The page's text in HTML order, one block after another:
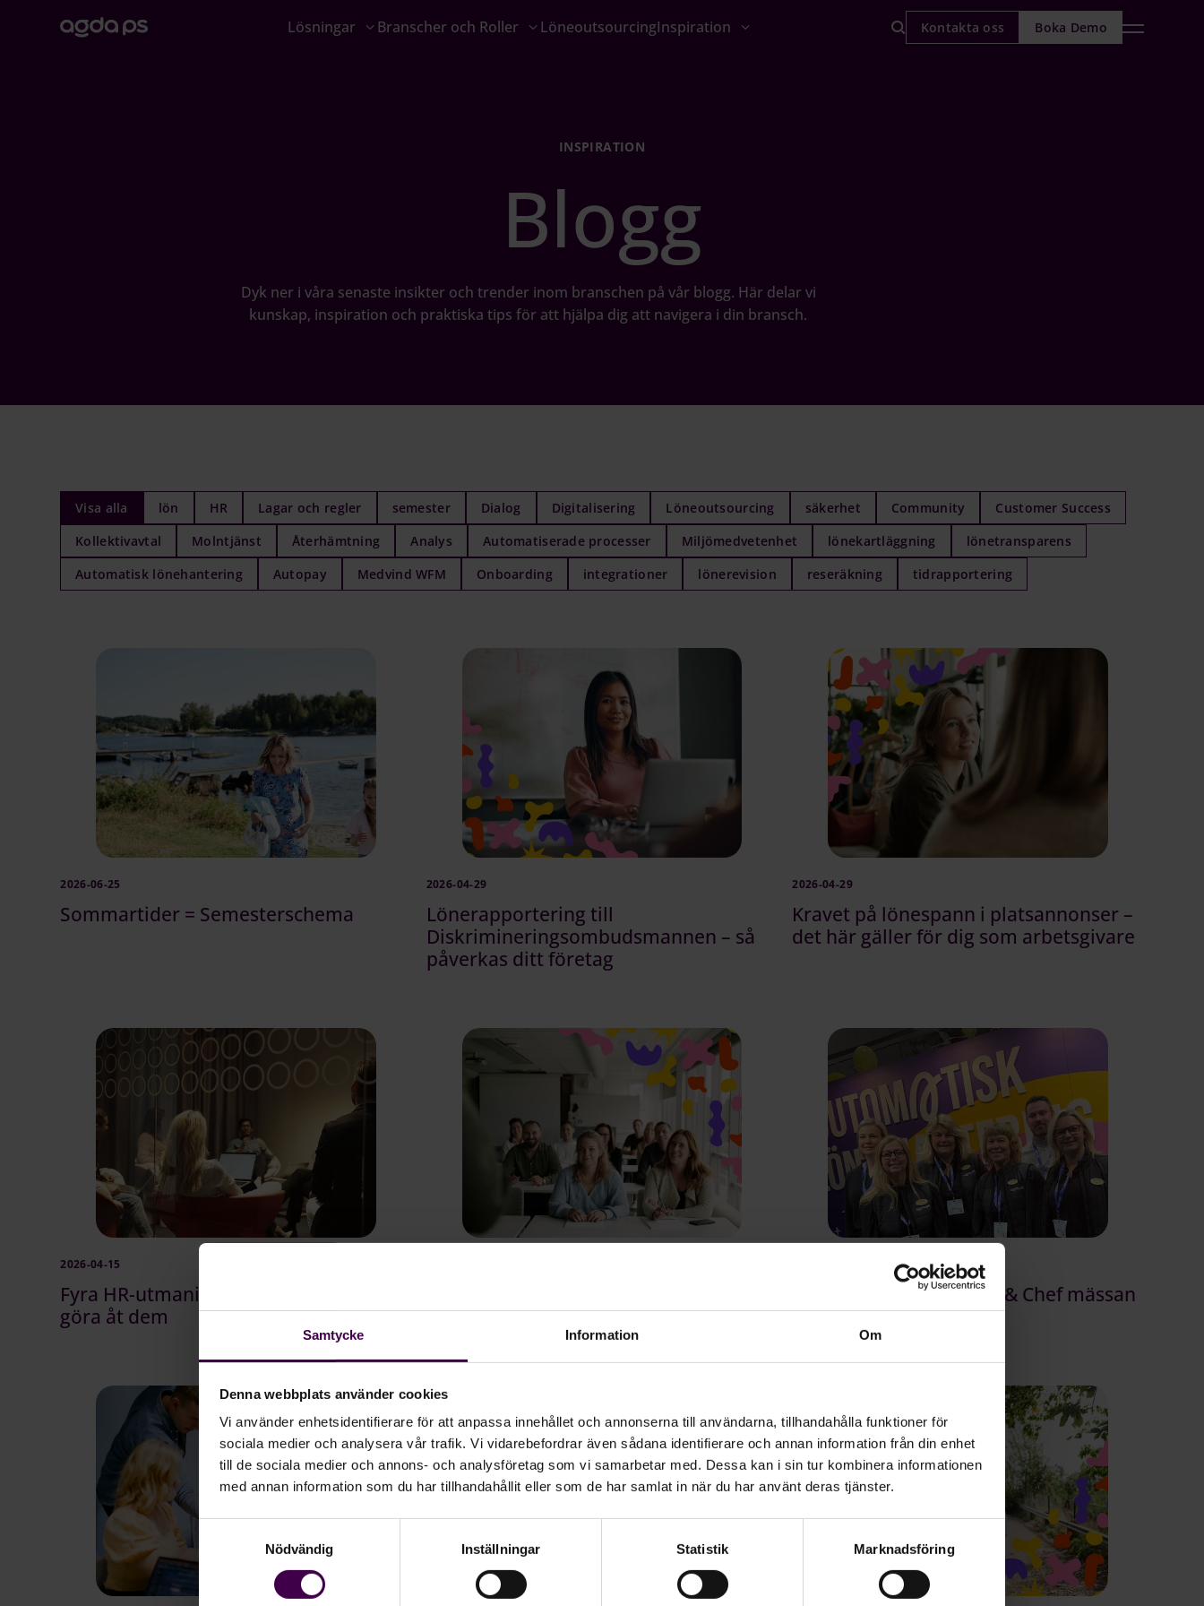
Samtycke Information Om
Denna webbplats använder cookies
Vi använder enhetsidentifierare för att anpassa innehållet och annonserna till användarna, tillhandahålla funktioner för
sociala medier och analysera vår trafik. Vi vidarebefordrar även sådana identifierare och annan information från din enhet
till de sociala medier och annons- och analysföretag som vi samarbetar med. Dessa kan i sin tur kombinera informationen
med annan information som du har tillhandahållit eller som de har samlat in när du har använt deras tjänster.
Nödvändig
Inställningar Statistik Marknadsföring
Lösningar Branscher och Roller LöneoutsourcingInspiration Boka Demo
Kontakta oss
INSPIRATION
Blogg
Dyk ner i våra senaste insikter och trender inom branschen på vår blogg. Här delar vi
kunskap, inspiration och praktiska tips för att hjälpa dig att navigera i din bransch.
Visa alla lön HR Lagar och regler semester Dialog Digitalisering Löneoutsourcing säkerhet Community
Customer Success
Kollektivavtal
Molntjänst Återhämtning Analys Automatiserade processer Miljömedvetenhet lönekartläggning
lönetransparens
Automatisk lönehantering
Autopay Medvind WFM Onboarding integrationer lönerevision reseräkning tidrapportering
2026-06-25
Sommartider = Semesterschema
2026-04-29
Lönerapportering till
Diskrimineringsombudsmannen – så
påverkas ditt företag
2026-04-29
Kravet på lönespann i platsannonser –
det här gäller för dig som arbetsgivare
2026-04-15
Fyra HR-utmaningar och vad du kan
göra åt dem
5 insikter från Personal & Chef mässan